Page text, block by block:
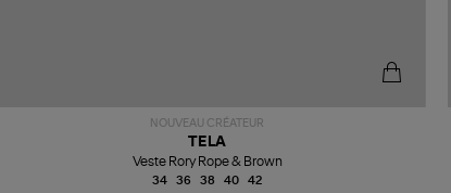
NOUVEAU CRÉATEUR
TELA
Veste Rory Rope & Brown
34 36 38 40 42